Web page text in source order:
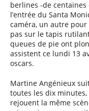
berlines -de
l’entrée du Santa
caméra, un autre
pas sur le tapis
queues de pie ont
assistent ce lundi 13
oscars.
Martine Angénieux
toutes les dix
rejouent la même